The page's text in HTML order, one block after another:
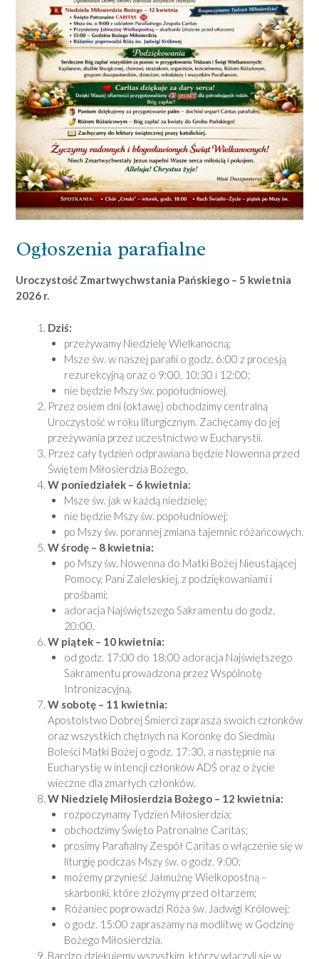
Ogłoszenia parafialne
Uroczystość Zmartwychwstania Pańskiego – 5 kwietnia
2026 r.
Dziś:
przeżywamy Niedzielę Wielkanocną;
Msze św. w naszej parafii o godz. 6:00 z procesją
rezurekcyjną oraz o 9:00, 10:30 i 12:00;
nie będzie Mszy św. popołudniowej.
Przez osiem dni (oktawę) obchodzimy centralną
Uroczystość w roku liturgicznym. Zachęcamy do jej
przeżywania przez uczestnictwo w Eucharystii.
Przez cały tydzień odprawiana będzie Nowenna przed
Świętem Miłosierdzia Bożego.
W poniedziałek – 6 kwietnia:
Msze św. jak w każdą niedzielę;
nie będzie Mszy św. popołudniowej;
po Mszy św. porannej zmiana tajemnic różańcowych.
W środę – 8 kwietnia:
po Mszy św. Nowenna do Matki Bożej Nieustającej
Pomocy, Pani Zaleleskiej, z podziękowaniami i
prośbami;
adoracja Najświętszego Sakramentu do godz.
20:00.
W piątek – 10 kwietnia:
od godz. 17:00 do 18:00 adoracja Najświętszego
Sakramentu prowadzona przez Wspólnotę
Intronizacyjną.
W sobotę – 11 kwietnia:
Apostolstwo Dobrej Śmierci zaprasza swoich członków
oraz wszystkich chętnych na Koronkę do Siedmiu
Boleści Matki Bożej o godz. 17:30, a następnie na
Eucharystię w intencji członków ADŚ oraz o życie
wieczne dla zmarłych członków.
W Niedzielę Miłosierdzia Bożego – 12 kwietnia:
rozpoczynamy Tydzień Miłosierdzia;
obchodzimy Święto Patronalne Caritas;
prosimy Parafialny Zespół Caritas o włączenie się w
liturgię podczas Mszy św. o godz. 9:00;
możemy przynieść Jałmużnę Wielkopostną –
skarbonki, które złożymy przed ołtarzem;
Różaniec poprowadzi Róża św. Jadwigi Królowej;
o godz. 15:00 zapraszamy na modlitwę w Godzinę
Bożego Miłosierdzia.
Bardzo dziękujemy wszystkim, którzy włączyli się w